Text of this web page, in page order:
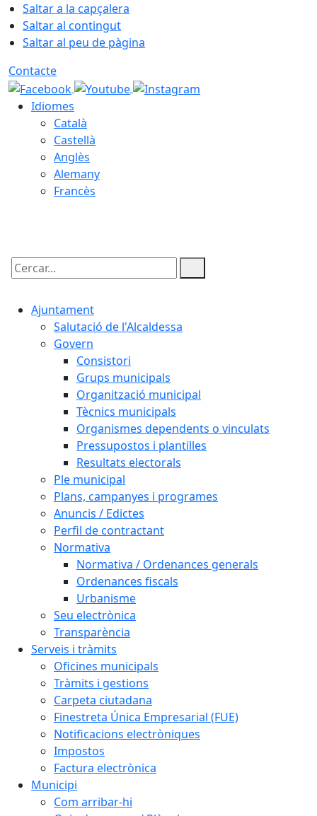
Saltar a la capçalera
Saltar al contingut
Saltar al peu de pàgina
Contacte
Idiomes
Català
Castellà
Anglès
Alemany
Francès
Cercar:
Ajuntament
Salutació de l'Alcaldessa
Govern
Consistori
Grups municipals
Organització municipal
Tècnics municipals
Organismes dependents o vinculats
Pressupostos i plantilles
Resultats electorals
Ple municipal
Plans, campanyes i programes
Anuncis / Edictes
Perfil de contractant
Normativa
Normativa / Ordenances generals
Ordenances fiscals
Urbanisme
Seu electrònica
Transparència
Serveis i tràmits
Oficines municipals
Tràmits i gestions
Carpeta ciutadana
Finestreta Única Empresarial (FUE)
Notificacions electròniques
Impostos
Factura electrònica
Municipi
Com arribar-hi